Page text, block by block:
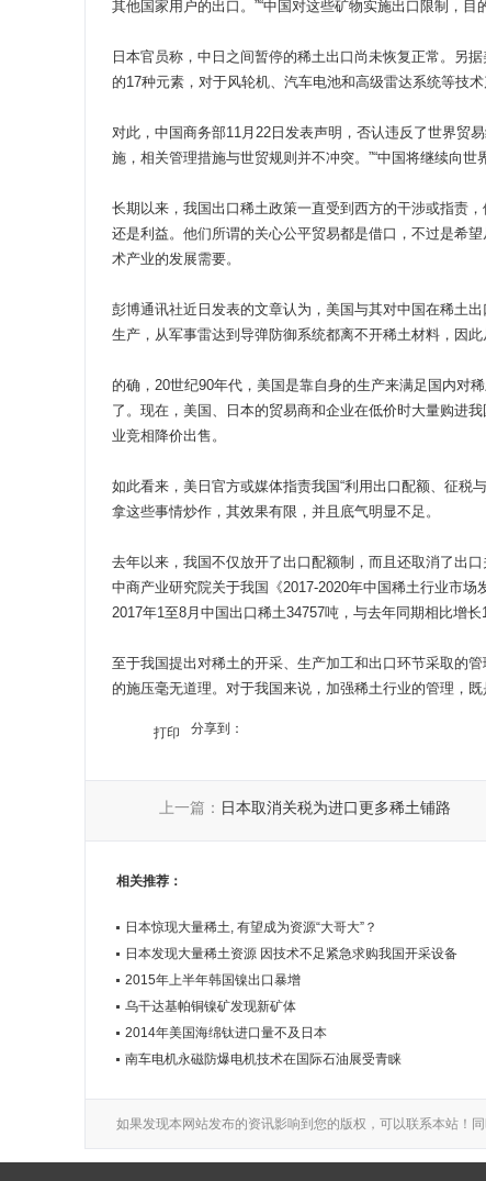
其他国家用户的出口。”“中国对这些矿物实施出口限制，
日本官员称，中日之间暂停的稀土出口尚未恢复正常。另
的17种元素，对于风轮机、汽车电池和高级雷达系统等技术
对此，中国商务部11月22日发表声明，否认违反了世界贸
施，相关管理措施与世贸规则并不冲突。”“中国将继续向世
长期以来，我国出口稀土政策一直受到西方的干涉或指责
还是利益。他们所谓的关心公平贸易都是借口，不过是希
术产业的发展需要。
彭博通讯社近日发表的文章认为，美国与其对中国在稀土
生产，从军事雷达到导弹防御系统都离不开稀土材料，因
的确，20世纪90年代，美国是靠自身的生产来满足国内对
了。现在，美国、日本的贸易商和企业在低价时大量购进
业竞相降价出售。
如此看来，美日官方或媒体指责我国“利用出口配额、征税
拿这些事情炒作，其效果有限，并且底气明显不足。
去年以来，我国不仅放开了出口配额制，而且还取消了出
中商产业研究院关于我国《2017-2020年中国稀土行业市场
2017年1至8月中国出口稀土34757吨，与去年同期相比增长
至于我国提出对稀土的开采、生产加工和出口环节采取的
的施压毫无道理。对于我国来说，加强稀土行业的管理，
打印 分享到：
上一篇： 日本取消关税为进口更多稀土铺路
相关推荐：
日本惊现大量稀土, 有望成为资源“大哥大”？
日本发现大量稀土资源 因技术不足紧急求购我国开采设备
2015年上半年韩国镍出口暴增
乌干达基帕铜镍矿发现新矿体
2014年美国海绵钛进口量不及日本
南车电机永磁防爆电机技术在国际石油展受青睐
如果发现本网站发布的资讯影响到您的版权，可以联系本站！同